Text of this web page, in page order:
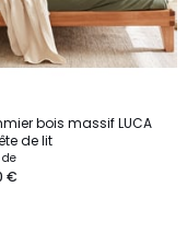
bois massif LUCA
de lit
€